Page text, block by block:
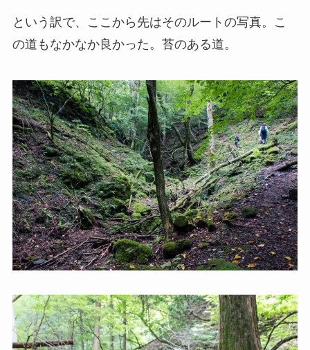
という訳で、ここから先はそのルートの写真。こ
の道もなかなか良かった。苔のある道。